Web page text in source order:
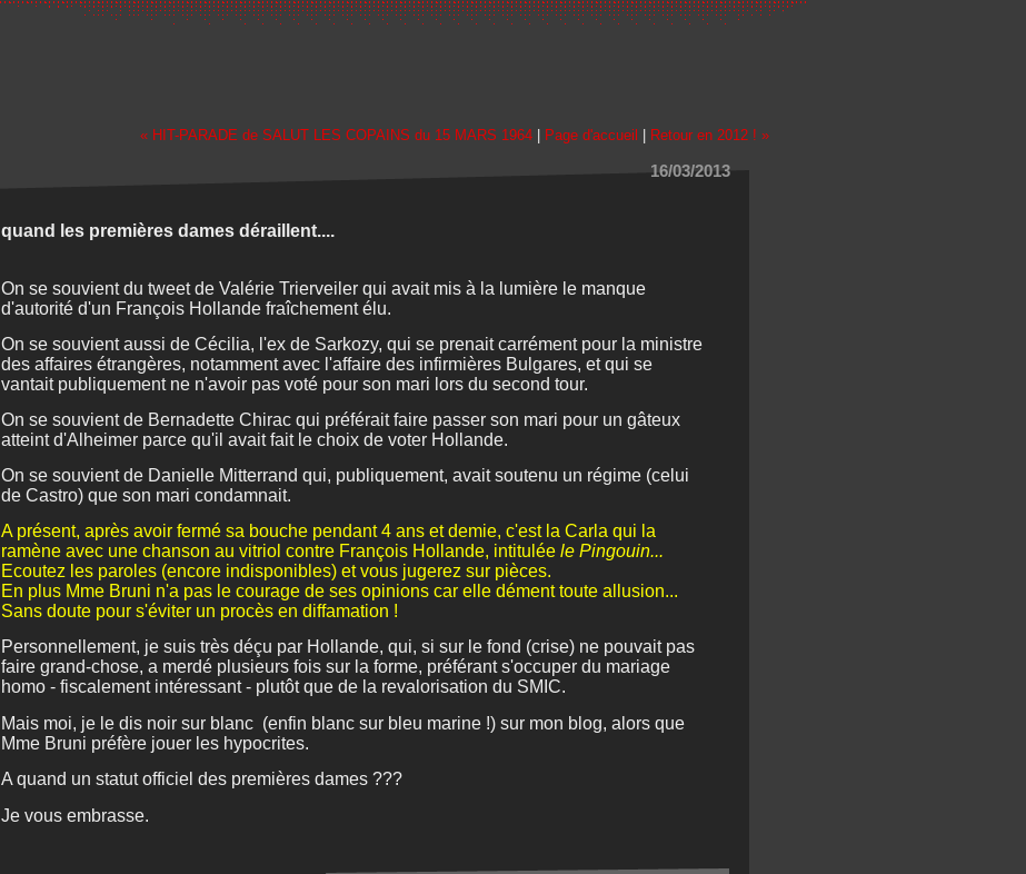
« HIT-PARADE de SALUT LES COPAINS du 15 MARS 1964 Page d'accueil Retour en 2012 ! »
16/03/2013
quand les premières dames déraillent....
On se souvient du tweet de Valérie Trierveiler qui avait mis à la lumière le manque
d'autorité d'un François Hollande fraîchement élu.
On se souvient aussi de Cécilia, l'ex de Sarkozy, qui se prenait carrément pour la ministre
des affaires étrangères, notamment avec l'affaire des infirmières Bulgares, et qui se
vantait publiquement ne n'avoir pas voté pour son mari lors du second tour.
On se souvient de Bernadette Chirac qui préférait faire passer son mari pour un gâteux
atteint d'Alheimer parce qu'il avait fait le choix de voter Hollande.
On se souvient de Danielle Mitterrand qui, publiquement, avait soutenu un régime (celui
de Castro) que son mari condamnait.
A présent, après avoir fermé sa bouche pendant 4 ans et demie, c'est la Carla qui la
ramène avec une chanson au vitriol contre François Hollande, intitulée le Pingouin...
Ecoutez les paroles (encore indisponibles) et vous jugerez sur pièces.
En plus Mme Bruni n'a pas le courage de ses opinions car elle dément toute allusion...
Sans doute pour s'éviter un procès en diffamation !
Personnellement, je suis très déçu par Hollande, qui, si sur le fond (crise) ne pouvait pas
faire grand-chose, a merdé plusieurs fois sur la forme, préférant s'occuper du mariage
homo - fiscalement intéressant - plutôt que de la revalorisation du SMIC.
Mais moi, je le dis noir sur blanc (enfin blanc sur bleu marine !) sur mon blog, alors que
Mme Bruni préfère jouer les hypocrites.
A quand un statut officiel des premières dames ???
Je vous embrasse.